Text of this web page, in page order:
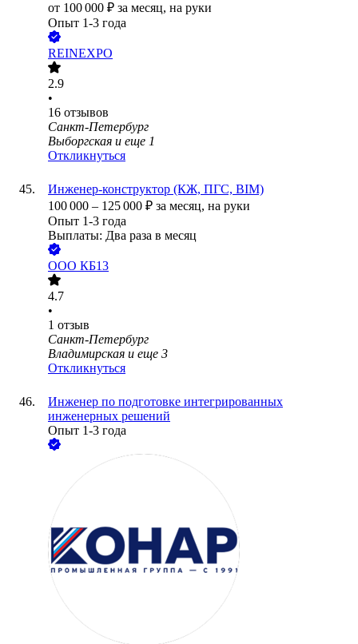
от 100 000 ₽ за месяц, на руки
Опыт 1-3 года
REINEXPO
2.9
•
16 отзывов
Санкт-Петербург
Выборгская и еще 1
Откликнуться
Инженер-конструктор (КЖ, ПГС, BIM)
100 000 – 125 000 ₽ за месяц, на руки
Опыт 1-3 года
Выплаты: Два раза в месяц
ООО КБ13
4.7
•
1 отзыв
Санкт-Петербург
Владимирская и еще 3
Откликнуться
Инженер по подготовке интегрированных
инженерных решений
Опыт 1-3 года